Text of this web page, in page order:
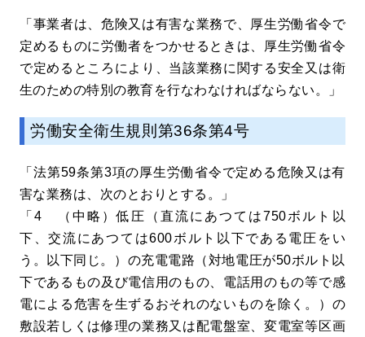
「事業者は、危険又は有害な業務で、厚生労働省令で
定めるものに労働者をつかせるときは、厚生労働省令
で定めるところにより、当該業務に関する安全又は衛
生のための特別の教育を行なわなければならない。」
労働安全衛生規則第36条第4号
「法第59条第3項の厚生労働省令で定める危険又は有
害な業務は、次のとおりとする。」
「4 （中略）低圧（直流にあつては750ボルト以
下、交流にあつては600ボルト以下である電圧をい
う。以下同じ。）の充電電路（対地電圧が50ボルト以
下であるもの及び電信用のもの、電話用のもの等で感
電による危害を生ずるおそれのないものを除く。）の
敷設若しくは修理の業務又は配電盤室、変電室等区画